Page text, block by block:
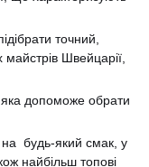
точний,
Швейцарії,
яка допоможе обрати
будь-який смак, у
найбільш топові